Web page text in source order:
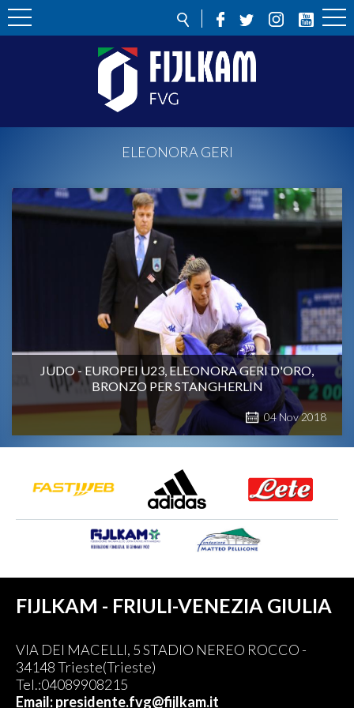
ELEONORA GERI
JUDO - EUROPEI U23, ELEONORA GERI D'ORO,
BRONZO PER STANGHERLIN
04Nov2018
FIJLKAM - FRIULI-VENEZIA GIULIA
VIA DEI MACELLI, 5 STADIO NEREO ROCCO -
34148 Trieste(Trieste)
Tel.:04089908215
Email: presidente.fvg@fijlkam.it